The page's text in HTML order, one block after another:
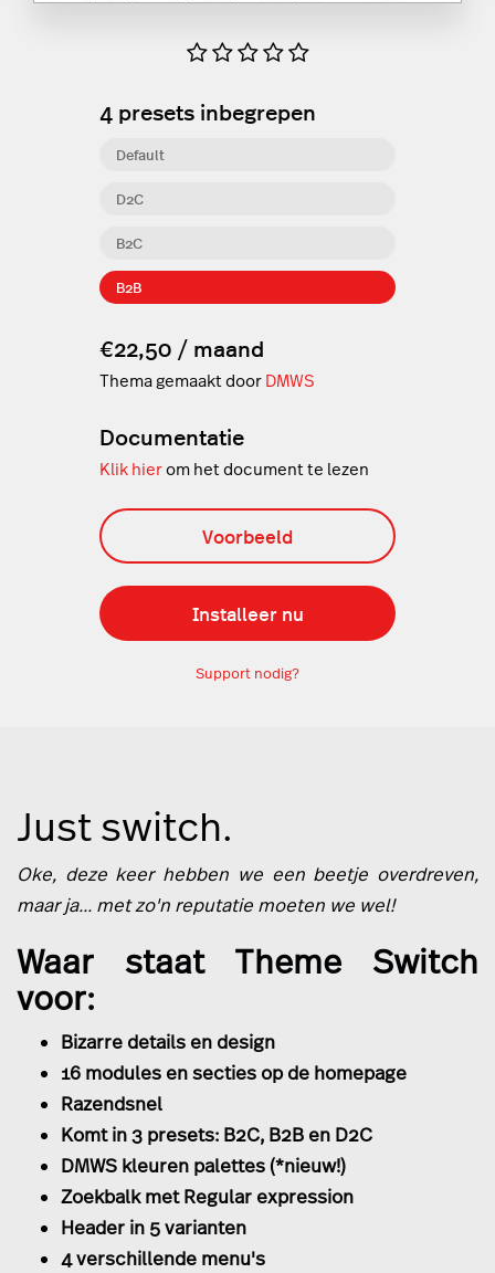
4presets inbegrepen
Default
D2C
B2C
B2B
€22,50 / maand
Thema gemaakt door DMWS
Documentatie
Klik hierom het document te lezen
Voorbeeld
Installeer nu
Support nodig?
Just switch.
Oke, deze keer hebben we een beetje overdreven,
maar ja... met zo'n reputatie moeten we wel!
Waar staat Theme Switch
voor:
Bizarre details en design
16 modules en secties op de homepage
Razendsnel
Komt in 3 presets: B2C, B2B en D2C
DMWS kleuren palettes (*nieuw!)
Zoekbalk met Regular expression
Header in 5 varianten
4 verschillende menu's